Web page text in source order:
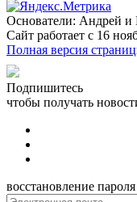
Основатели: Андрей
Сайт работает с 16
Полная версия
Подпишитесь
чтобы получать
восстановление пароля